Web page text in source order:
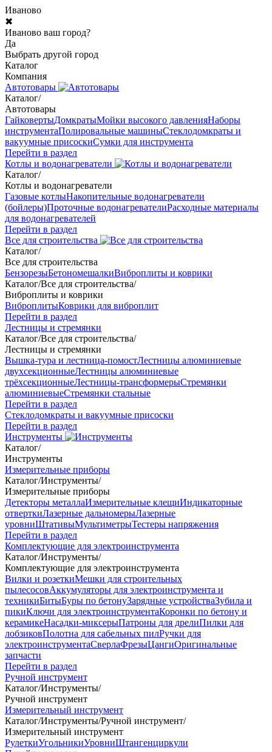
Иваново
✖
Иваново ваш город?
Да
Выбрать другой город
Каталог
Компания
Автотовары
Каталог/
Автотовары
ГайковертыДомкратыМойки высокого давленияНаборы
инструментаПолировальные машиныСтеклодомкраты и
вакуумные присоскиСумки для инструмента
Перейти в раздел
Котлы и водонагреватели
Каталог/
Котлы и водонагреватели
Газовые котлыНакопительные водонагреватели
(бойлеры)Проточные водонагревателиРасходные материалы
для водонагревателей
Перейти в раздел
Все для строительства
Каталог/
Все для строительства
БензорезыБетономешалкиВиброплиты и коврики
Каталог/Все для строительства/
Виброплиты и коврики
ВиброплитыКоврики для виброплит
Перейти в раздел
Лестницы и стремянки
Каталог/Все для строительства/
Лестницы и стремянки
Вышка-тура и лестница-помостЛестницы алюминиевые
двухсекционныеЛестницы алюминиевые
трёхсекционныеЛестницы-трансформерыСтремянки
алюминиевыеСтремянки стальные
Перейти в раздел
Стеклодомкраты и вакуумные присоски
Перейти в раздел
Инструменты
Каталог/
Инструменты
Измерительные приборы
Каталог/Инструменты/
Измерительные приборы
Детекторы металлаИзмерительные клещиИндикаторные
отверткиЛазерные дальномерыЛазерные
уровниШтативыМультиметрыТестеры напряжения
Перейти в раздел
Комплектующие для электроинструмента
Каталог/Инструменты/
Комплектующие для электроинструмента
Вилки и розеткиМешки для строительных
пылесосовАккумуляторы для электроинструмента и
техникиБитыБуры по бетонуЗарядные устройстваЗубила и
пикиКлючи для электроинструментаКоронки по бетону и
керамикеНасадки-миксерыПатроны для дрелиПилки для
лобзиковПолотна для сабельных пилРучки для
электроинструментаСверлаФрезыЦангиОригинальные
запчасти
Перейти в раздел
Ручной инструмент
Каталог/Инструменты/
Ручной инструмент
Измерительный инструмент
Каталог/Инструменты/Ручной инструмент/
Измерительный инструмент
РулеткиУгольникиУровниШтангенциркули